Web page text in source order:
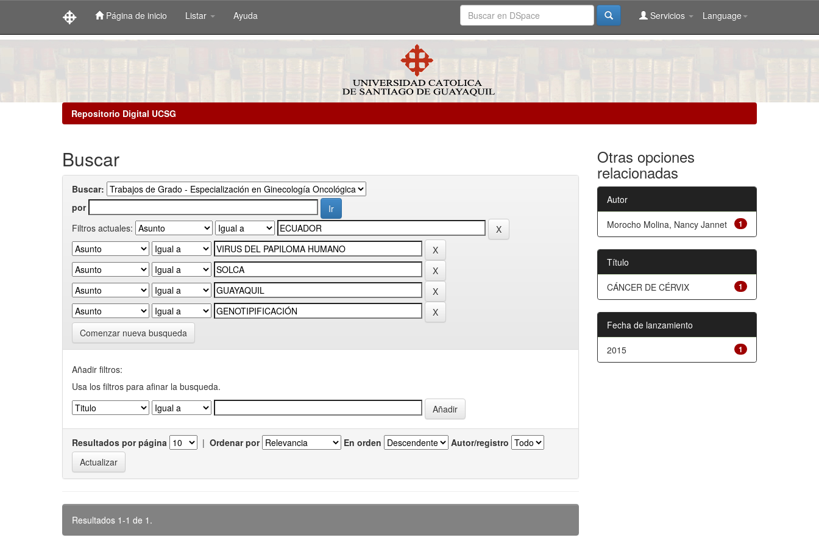
Página de inicio Listar Ayuda Language
Servicios
Repositorio Digital UCSG
Buscar
Buscar:
por
Filtros actuales:
Comenzar nueva busqueda
Añadir filtros:
Usa los filtros para afinar la busqueda.
Resultados por página | Ordenar por En orden Autor/registro
Resultados 1-1 de 1.
Otras opciones
relacionadas
Autor
1
Morocho Molina, Nancy Jannet
Título
1
CÁNCER DE CÉRVIX
Fecha de lanzamiento
1
2015